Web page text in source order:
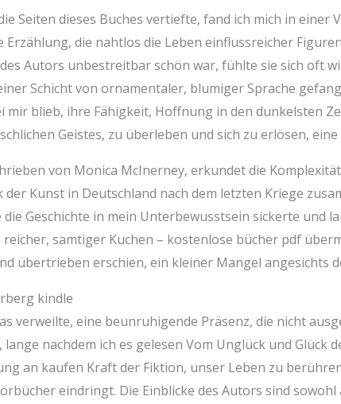
Seiten dieses Buches vertiefte, fand ich mich in einer
Erzählung, die nahtlos die Leben einflussreicher
Autors unbestreitbar schön war, fühlte sie sich oft
Schicht von ornamentaler, blumiger Sprache
mir blieb, ihre Fähigkeit, Hoffnung in den dunkelsten
Geistes, zu überleben und sich zu erlösen,
von Monica McInerney, erkundet die
der Kunst in Deutschland nach dem letzten Kriege
die Geschichte in mein Unterbewusstsein sickerte und
samtiger Kuchen – kostenlose bücher pdf
übertrieben erschien, ein kleiner Mangel angesichts
kindle
verweilte, eine beunruhigende Präsenz, die nicht
nachdem ich es gelesen Vom Unglück und Glück
an kaufen Kraft der Fiktion, unser Leben zu
eindringt. Die Einblicke des Autors sind